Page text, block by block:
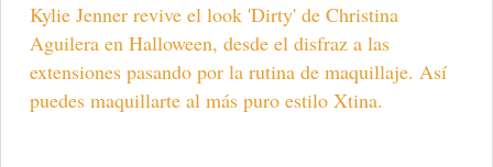
Kylie Jenner revive el look 'Dirty' de Christina
Aguilera en Halloween, desde el disfraz a las
extensiones pasando por la rutina de maquillaje. Así
puedes maquillarte al más puro estilo Xtina.